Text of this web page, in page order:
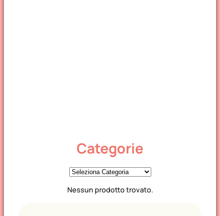
Categorie
C
t
Nessun prodotto trovato.